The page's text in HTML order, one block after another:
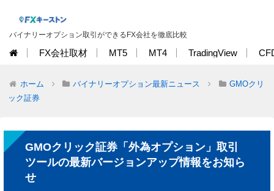
バイナリーオプション取引ができるFX会社を徹底比較
FX会社取材 MT5 MT4 TradingView
ホーム バイナリーオプション最新ニュース
GMOクリ
ック証券
GMOクリック証券「外為オプション」取引
ツールの最新バージョンアップ情報をお知ら
せ